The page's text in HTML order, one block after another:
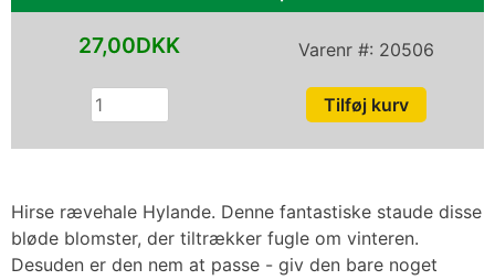
Hirse rævehale Hylande. Denne fantastiske staude disse
bløde blomster, der tiltrækker fugle om vinteren.
Desuden er den nem at passe - giv den bare noget
Varenr #: 20506
27,00DKK